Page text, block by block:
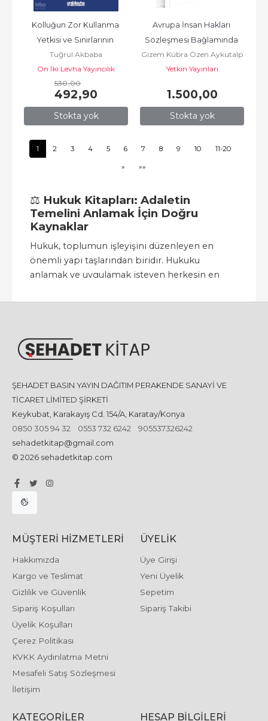
Stokta yok
Kolluğun Zor Kullanma
Yetkisi ve Sınırlarının
Aşılması Suçu ;Ceza
Hukuku...
Tuğrul Akbaba
On İki Levha Yayıncılık
530,00
492,90
Stokta yok
Avrupa İnsan Hakları
Sözleşmesi Bağlamında
Olağanüstü Hallerde
Ceza...
Gizem Kübra Özen Aykutalp
Yetkin Yayınları
1.500,00
1 2 3 4 5 6 7 8 9 10 11-20
» »»
⚖️ Hukuk Kitapları: Adaletin
Temelini Anlamak İçin Doğru
Kaynaklar
Hukuk, toplumun işleyişini düzenleyen en
önemli yapı taşlarından biridir. Hukuku
anlamak ve uygulamak isteyen herkesin en
kitaplara ulaşabilmektir. SehadetKitap.com
kaynaklara yer veriyoruz.
???? Hukuk Öğrencileri İçin Temel
ve Yardımcı Kaynaklar
Hukuk fakültesinde öğrenim gören öğrenciler
için kaynak seçimi oldukça önemlidir. Geniş
kapsamlı, örnekli ve uygulamalı kitaplar hem
sınav başarısını hem de hukuk bilgisini
Popüler başlıklar:
Medeni Hukuk
Borçlar Hukuku
İdare Hukuku
Ticaret Hukuku
Uluslararası Hukuk
Ayrıca pratik yapmaya yönelik vaka analizleri,
soru-cevap kitapları ve konu özetleri de bu
kategori altında yer alır.
????
ŞEHADET BASIN YAYIN DAĞITIM PERAKENDE SANAYİ VE
TİCARET LİMİTED ŞİRKETİ
Keykubat, Karakayış Cd. 154/A, Karatay/Konya
0850 305 94 32
0553 732 6242
905537326242
sehadetkitap@gmail.com
© 2026 sehadetkitap.com
MÜŞTERI HIZMETLERI
Hakkımızda
Kargo ve Teslimat
Gizlilik ve Güvenlik
Sipariş Koşulları
Üyelik Koşulları
Çerez Politikası
KVKK Aydınlatma Metni
Mesafeli Satış Sözleşmesi
İletişim
ÜYELIK
Üye Girişi
Yeni Üyelik
Sepetim
Sipariş Takibi
KATEGORILER HESAP BILGILERI